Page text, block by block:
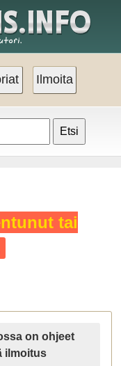
Ilmoita
Etsi
tai
on ohjeet
ilmoitus